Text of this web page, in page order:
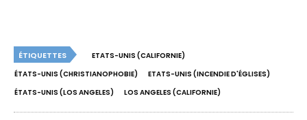
ÉTIQUETTES
ETATS-UNIS (CALIFORNIE)
ÉTATS-UNIS (CHRISTIANOPHOBIE)
ETATS-UNIS (INCENDIE D'ÉGLISES)
ÉTATS-UNIS (LOS ANGELES)
LOS ANGELES (CALIFORNIE)